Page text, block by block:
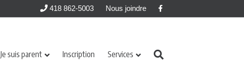
418 862-5003 Nous joindre Facebook
Je suis parent Inscription Services